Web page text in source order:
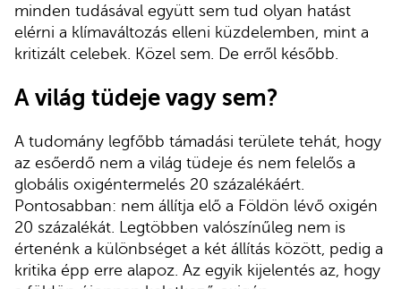
minden tudásával együtt sem tud olyan hatást
elérni a klímaváltozás elleni küzdelemben, mint a
kritizált celebek. Közel sem. De erről később.
A világ tüdeje vagy sem?
A tudomány legfőbb támadási területe tehát, hogy
az esőerdő nem a világ tüdeje és nem felelős a
globális oxigéntermelés 20 százalékáért.
Pontosabban: nem állítja elő a Földön lévő oxigén
20 százalékát. Legtöbben valószínűleg nem is
értenénk a különbséget a két állítás között, pedig a
kritika épp erre alapoz. Az egyik kijelentés az, hogy